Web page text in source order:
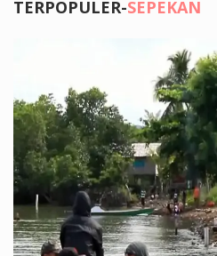
TERPOPULER-SEPEKAN